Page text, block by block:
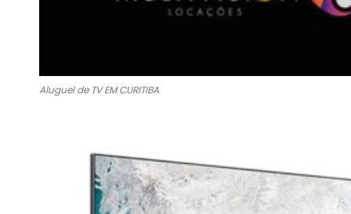
Aluguel de TV EM CURITIBA